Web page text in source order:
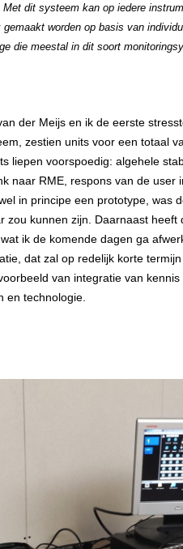
dit systeem kan op iedere
gemaakt worden op basis van
die meestal in dit soort
der Meijs en ik de eerste
zestien units voor een totaal
liepen voorspoedig: algehele
naar RME, respons van de user
in principe een prototype, was
zou kunnen zijn. Daarnaast
ik de komende dagen ga
dat zal op redelijk korte
van integratie van
en technologie.